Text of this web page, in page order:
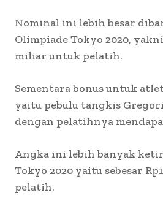
Nominal ini lebih besar
Olimpiade Tokyo 2020,
miliar untuk pelatih.
Sementara bonus untuk
yaitu pebulu tangkis
dengan pelatihnya
Angka ini lebih banyak
Tokyo 2020 yaitu sebesar
pelatih.